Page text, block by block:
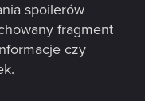
spoilerów
fragment
czy